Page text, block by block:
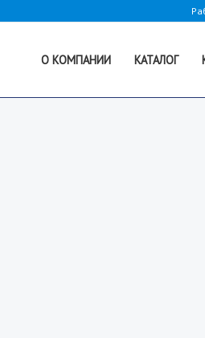
О КОМПАНИИ КАТАЛОГ